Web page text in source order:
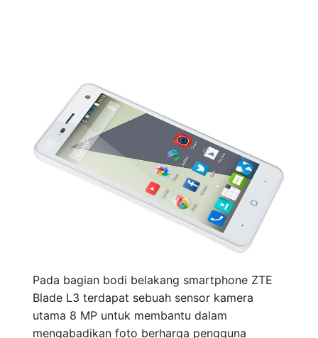
Pada bagian bodi belakang smartphone ZTE
Blade L3 terdapat sebuah sensor kamera
utama 8 MP untuk membantu dalam
mengabadikan foto berharga pengguna